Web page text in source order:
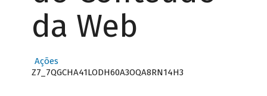
da Web
Ações
Z7_7QGCHA41LODH60A3OQA8RN14H3